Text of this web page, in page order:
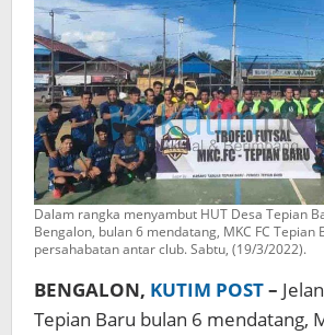
Dalam rangka menyambut HUT Desa Tepian
Bengalon, bulan 6 mendatang, MKC FC Tepian
persahabatan antar club. Sabtu, (19/3/2022).
BENGALON, KUTIM POST–
Tepian Baru bulan 6 mendatang,